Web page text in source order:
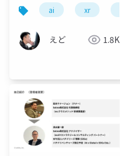
た ai xr
えど 1.8K